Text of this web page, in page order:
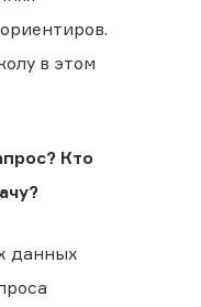
в этом
Кто
данных